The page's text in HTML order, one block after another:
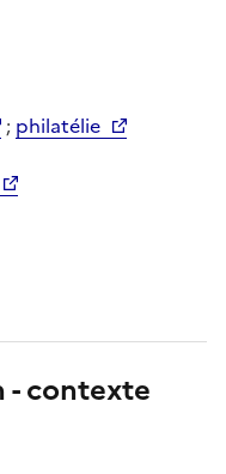
; philatélie
contexte